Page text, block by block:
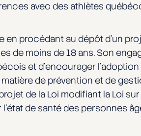
avec des athlètes
procédant au dépôt d’un
de moins de 18 ans. Son
et d’encourager l’adoption
de prévention et de
de la Loi modifiant la Loi
de santé des personnes